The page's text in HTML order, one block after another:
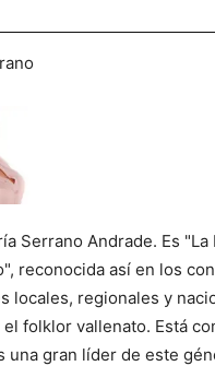
Serrano Andrade. Es "La
reconocida así en los
locales, regionales y
folklor vallenato. Está
una gran líder de este